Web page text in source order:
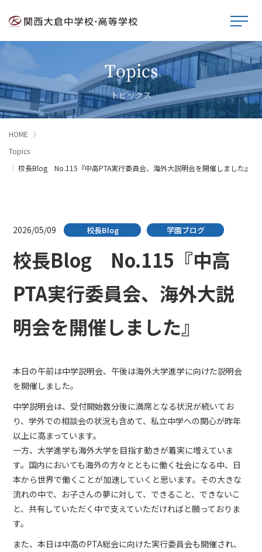
Topics
トピックス
HOME
Topics
校長Blog No.115『中高PTA実行委員会、海外大説明会を開催しました』
2026/05/09 校長Blog 学園ブログ
校長Blog No.115『中高
PTA実行委員会、海外大説
明会を開催しました』
本日の午前は中学説明会、午後は海外大学進学に向けた説明会
を開催しました。
中学説明会は、受付開始数分後に満席となる状況が続いてお
り、学外での相談会の状況も含めて、私立中学への関心が昨年
以上に高まっています。
一方、大学進学も海外大学を目指す動きが着実に増えていま
す。国内においても海外の方々とともに働く社会になる中、日
本から世界で働くことが加速していくと思います。その大きな
流れの中で、お子さんの夢に対して、できること、できないこ
と、共有していただく中で支えていただければと願っておりま
す。
また、本日は中高のPTA総会に向けた実行委員会も開催され、